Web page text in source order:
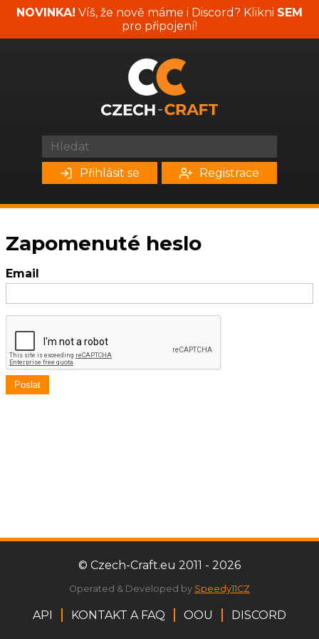
NOVINKA! Víš, že nově máme i Discord? Klikni SEM
pro připojení!
Přihlásit se Registrace
Zapomenuté heslo
Email
Poslat
© Czech-Craft.eu 2011 - 2026
Operated & Developed by Speedy11CZ
API KONTAKT A FAQ OOU DISCORD